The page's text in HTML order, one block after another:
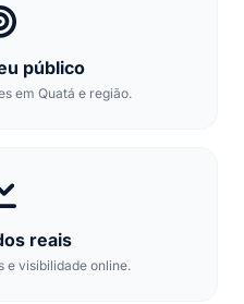
público
em Quatá e região.
reais
e visibilidade online.